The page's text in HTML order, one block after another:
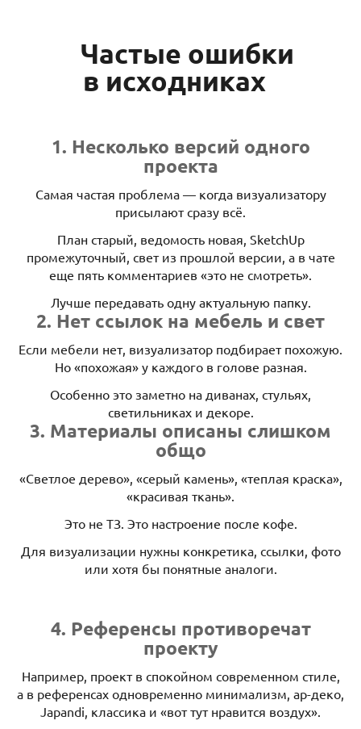
Частые ошибки
в исходниках
1. Несколько версий одного
проекта
Самая частая проблема — когда визуализатору
присылают сразу всё.
План старый, ведомость новая, SketchUp
промежуточный, свет из прошлой версии, а в чате
еще пять комментариев «это не смотреть».
Лучше передавать одну актуальную папку.
2. Нет ссылок на мебель и свет
Если мебели нет, визуализатор подбирает похожую.
Но «похожая» у каждого в голове разная.
Особенно это заметно на диванах, стульях,
светильниках и декоре.
3. Материалы описаны слишком
общо
«Светлое дерево», «серый камень», «теплая краска»,
«красивая ткань».
Это не ТЗ. Это настроение после кофе.
Для визуализации нужны конкретика, ссылки, фото
или хотя бы понятные аналоги.
4. Референсы противоречат
проекту
Например, проект в спокойном современном стиле,
а в референсах одновременно минимализм, ар-деко,
Japandi, классика и «вот тут нравится воздух».